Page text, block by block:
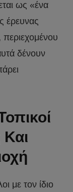
ως «ένα
έρευνας
περιεχομένου
δένουν
με τον ίδιο